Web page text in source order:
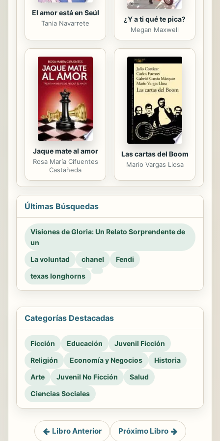
El amor está en Seúl
Tania Navarrete ¿Y a ti qué te pica?
Megan Maxwell
Jaque mate al amor
Rosa María Cifuentes
Castañeda
Las cartas del Boom
Mario Vargas Llosa
Últimas Búsquedas
Visiones de Gloria: Un Relato Sorprendente de
un
La voluntad
chanel
Fendi
texas longhorns
Categorías Destacadas
Ficción Educación
Juvenil Ficción
Religión
Economía y Negocios
Historia
Arte
Juvenil No Ficción
Salud
Ciencias Sociales
Libro Anterior Próximo Libro